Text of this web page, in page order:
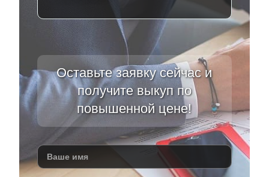
Оставьте заявку сейчас и
получите выкуп по
повышенной цене!